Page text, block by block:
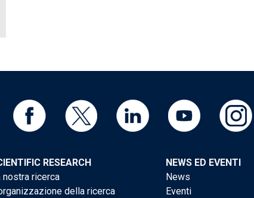
RESEARCH
nostra ricerca
della ricerca
NEWS ED EVENTI
News
Eventi